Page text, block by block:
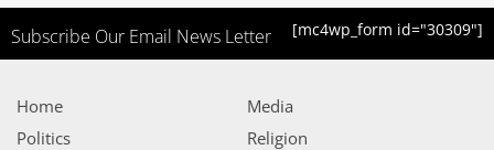
Subscribe Our Email News Letter [mc4wp_form id="30309"]
Home
Politics
Media
Religion